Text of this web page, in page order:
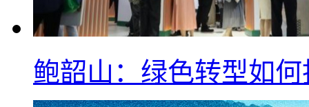
鲍韶山：绿色转型如